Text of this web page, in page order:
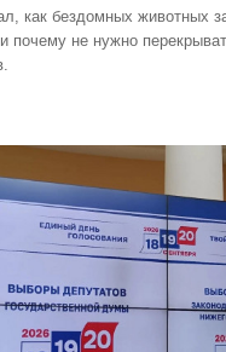
как бездомных животных
почему не нужно